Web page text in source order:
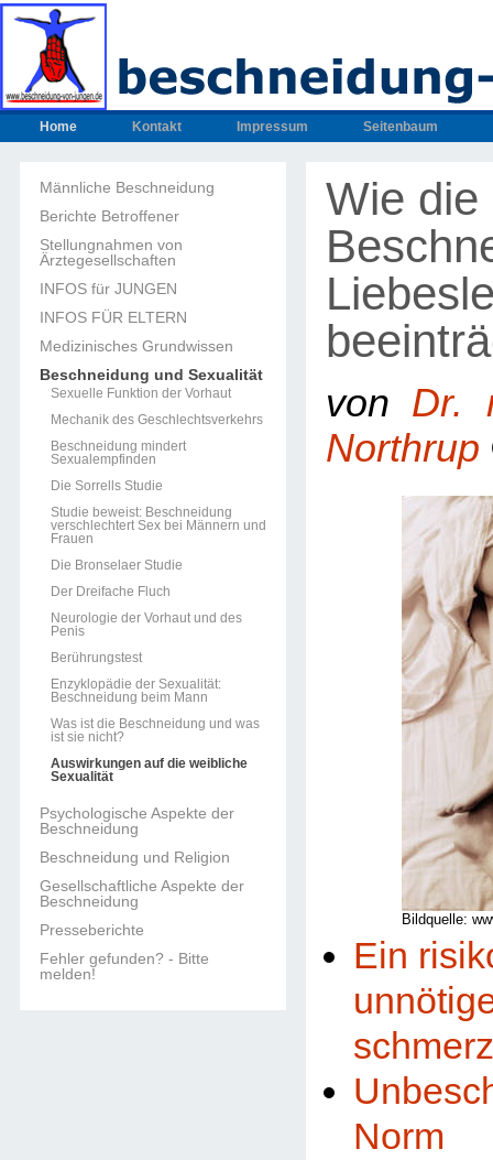
Home Kontakt Impressum Seitenbaum
Männliche Beschneidung
Berichte Betroffener
Stellungnahmen von
Ärztegesellschaften
INFOS für JUNGEN
INFOS FÜR ELTERN
Medizinisches Grundwissen
Beschneidung und Sexualität
Sexuelle Funktion der Vorhaut
Mechanik des Geschlechtsverkehrs
Beschneidung mindert
Sexualempfinden
Die Sorrells Studie
Studie beweist: Beschneidung
verschlechtert Sex bei Männern und
Frauen
Die Bronselaer Studie
Der Dreifache Fluch
Neurologie der Vorhaut und des
Penis
Berührungstest
Enzyklopädie der Sexualität:
Beschneidung beim Mann
Was ist die Beschneidung und was
ist sie nicht?
Auswirkungen auf die weibliche
Sexualität
Psychologische Aspekte der
Beschneidung
Beschneidung und Religion
Gesellschaftliche Aspekte der
Beschneidung
Presseberichte
Fehler gefunden? - Bitte
melden!
Wie die
von Dr.
Northrup
Bildquelle:
Ein
Norm